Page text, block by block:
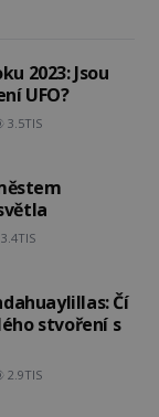
2023: Jsou
UFO?
3.5TIS
3.4TIS
Čí
stvoření s
2.9TIS